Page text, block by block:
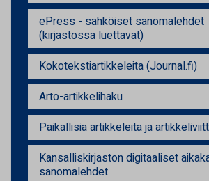
ePress - sähköiset sanomalehdet
(kirjastossa luettavat)
Kokotekstiartikkeleita (Journal.fi)
Arto-artikkelihaku
Paikallisia artikkeleita ja
Kansalliskirjaston digitaaliset
sanomalehdet